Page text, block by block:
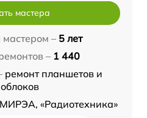
мастера
– 5 лет
– 1 440
ремонт планшетов и
«Радиотехника»